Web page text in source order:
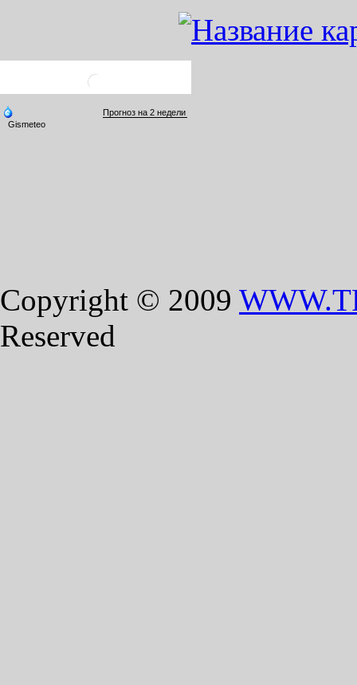
Copyright © 2009
Reserved